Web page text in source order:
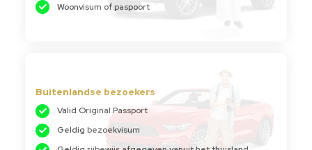
Woonvisum of paspoort
Buitenlandse bezoekers
Valid Original Passport
Geldig bezoekvisum